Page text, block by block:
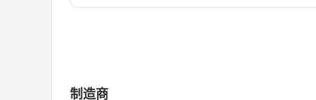
对比
MAX14760
制造商